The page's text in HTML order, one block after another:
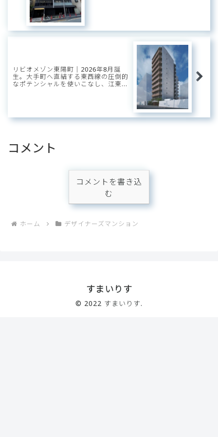
リビオメゾン東陽町｜2026年8月誕
生。大手町へ直結する東西線の圧倒的
なポテンシャルを使いこなし、江東の
コメント
コメントを書き込
む
ホーム デザイナーズマンション
すまいりす
© 2022 すまいりす.